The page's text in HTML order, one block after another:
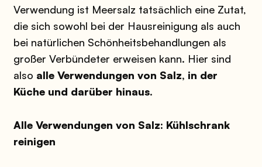
Verwendung ist Meersalz tatsächlich eine Zutat,
die sich sowohl bei der Hausreinigung als auch
bei natürlichen Schönheitsbehandlungen als
großer Verbündeter erweisen kann. Hier sind
also alle Verwendungen von Salz, in der
Küche und darüber hinaus.
Alle Verwendungen von Salz: Kühlschrank
reinigen